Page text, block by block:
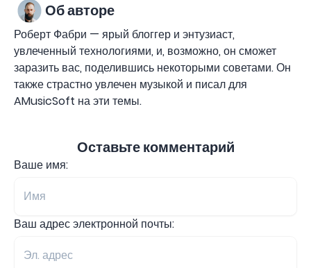
Об авторе
Роберт Фабри — ярый блоггер и энтузиаст,
увлеченный технологиями, и, возможно, он сможет
заразить вас, поделившись некоторыми советами. Он
также страстно увлечен музыкой и писал для
AMusicSoft на эти темы.
Оставьте комментарий
Ваше имя:
Ваш адрес электронной почты: